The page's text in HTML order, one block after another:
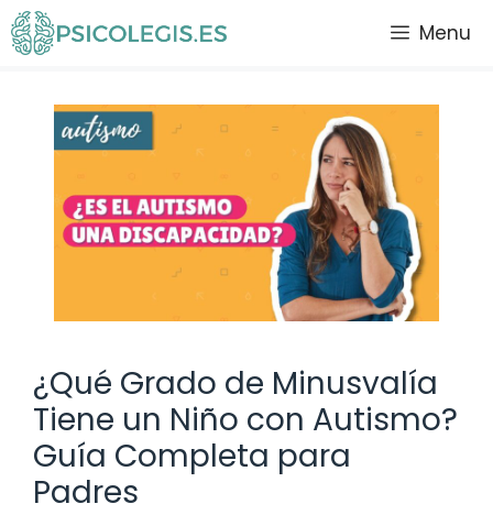
Saltar
al
Menu
¿Qué Grado de Minusvalía
Tiene un Niño con Autismo?
Guía Completa para
Padres